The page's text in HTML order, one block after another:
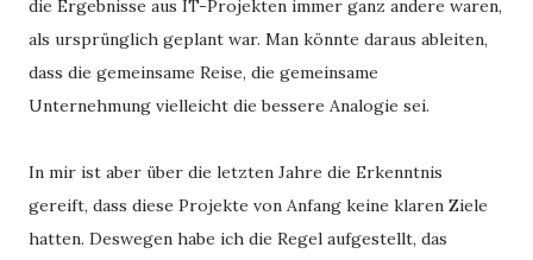
die Ergebnisse aus IT-Projekten immer ganz andere waren,
als ursprünglich geplant war. Man könnte daraus ableiten,
dass die gemeinsame Reise, die gemeinsame
Unternehmung vielleicht die bessere Analogie sei.
In mir ist aber über die letzten Jahre die Erkenntnis
gereift, dass diese Projekte von Anfang keine klaren Ziele
hatten. Deswegen habe ich die Regel aufgestellt, das